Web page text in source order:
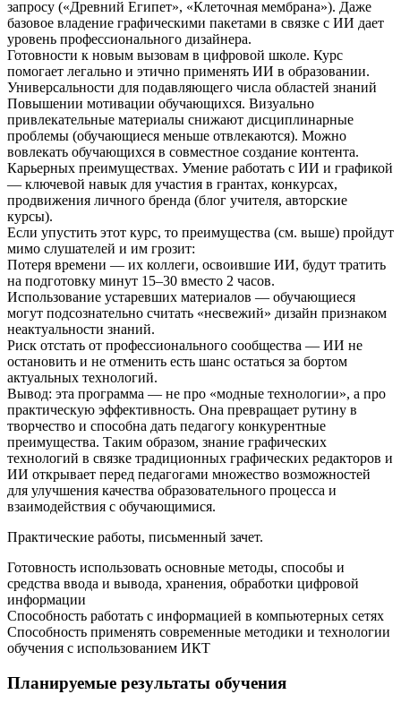
запросу («Древний Египет», «Клеточная мембрана»). Даже
базовое владение графическими пакетами в связке с ИИ дает
уровень профессионального дизайнера.
Готовности к новым вызовам в цифровой школе. Курс
помогает легально и этично применять ИИ в образовании.
Универсальности для подавляющего числа областей знаний
Повышении мотивации обучающихся. Визуально
привлекательные материалы снижают дисциплинарные
проблемы (обучающиеся меньше отвлекаются). Можно
вовлекать обучающихся в совместное создание контента.
Карьерных преимуществах. Умение работать с ИИ и графикой
— ключевой навык для участия в грантах, конкурсах,
продвижения личного бренда (блог учителя, авторские
курсы).
Если упустить этот курс, то преимущества (см. выше) пройдут
мимо слушателей и им грозит:
Потеря времени — их коллеги, освоившие ИИ, будут тратить
на подготовку минут 15–30 вместо 2 часов.
Использование устаревших материалов — обучающиеся
могут подсознательно считать «несвежий» дизайн признаком
неактуальности знаний.
Риск отстать от профессионального сообщества — ИИ не
остановить и не отменить есть шанс остаться за бортом
актуальных технологий.
Вывод: эта программа — не про «модные технологии», а про
практическую эффективность. Она превращает рутину в
творчество и способна дать педагогу конкурентные
преимущества. Таким образом, знание графических
технологий в связке традиционных графических редакторов и
ИИ открывает перед педагогами множество возможностей
для улучшения качества образовательного процесса и
взаимодействия с обучающимися.
Практические работы, письменный зачет.
Готовность использовать основные методы, способы и
средства ввода и вывода, хранения, обработки цифровой
информации
Способность работать с информацией в компьютерных сетях
Способность применять современные методики и технологии
обучения с использованием ИКТ
Планируемые результаты обучения